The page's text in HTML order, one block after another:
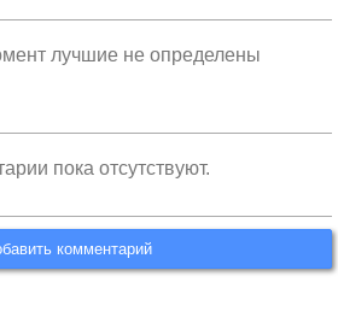
лучшие не определены
пока отсутствуют.
комментарий